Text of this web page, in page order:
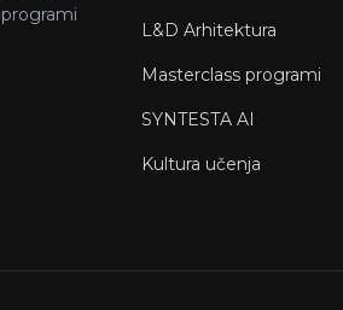
L&D Arhitektura
Masterclass programi
SYNTESTA AI
Kultura učenja